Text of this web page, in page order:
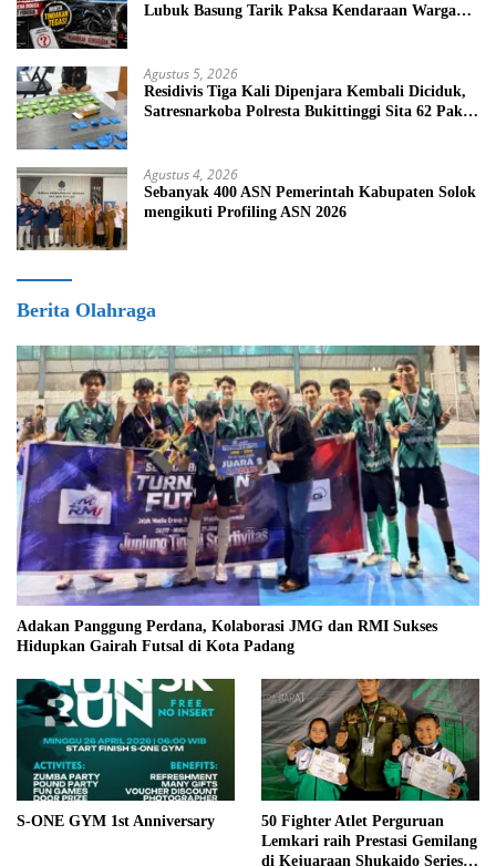
Lubuk Basung Tarik Paksa Kendaraan Warga
Agustus 5, 2026
Residivis Tiga Kali Dipenjara Kembali Diciduk,
Satresnarkoba Polresta Bukittinggi Sita 62 Paket
Agustus 4, 2026
Sebanyak 400 ASN Pemerintah Kabupaten Solok
mengikuti Profiling ASN 2026
Berita Olahraga
Adakan Panggung Perdana, Kolaborasi JMG dan RMI Sukses
Hidupkan Gairah Futsal di Kota Padang
S-ONE GYM 1st Anniversary
50 Fighter Atlet Perguruan
Lemkari raih Prestasi Gemilang
di Kejuaraan Shukaido Series 1